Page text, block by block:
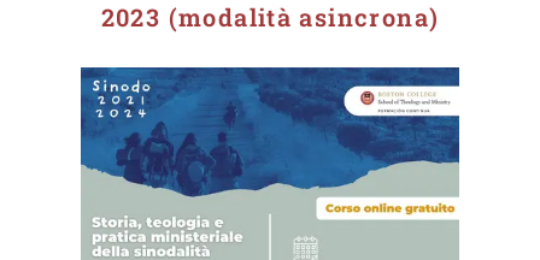
2023 (modalità asincrona)